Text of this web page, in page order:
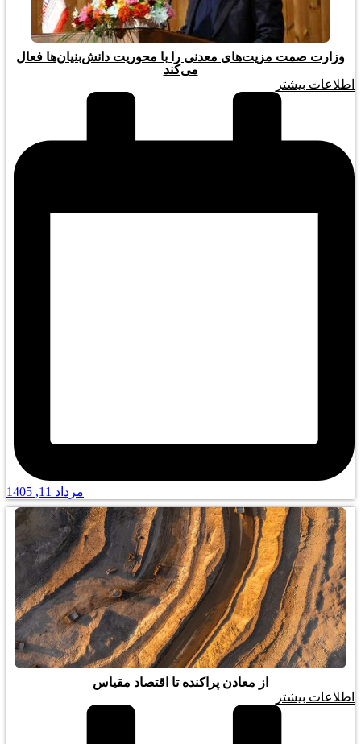
وزارت صمت مزیت‌های معدنی را با محوریت دانش‌بنیان‌ها فعال
می‌کند
اطلاعات بیشتر
مرداد 11, 1405
از معادن پراکنده تا اقتصاد مقیاس
اطلاعات بیشتر